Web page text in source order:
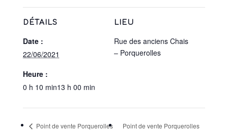
DÉTAILS
Date :
22/06/2021
Heure :
0 h 10 min13 h 00 min
LIEU
Rue des anciens Chais
– Porquerolles
Point de vente Porquerolles Point de vente Porquerolles